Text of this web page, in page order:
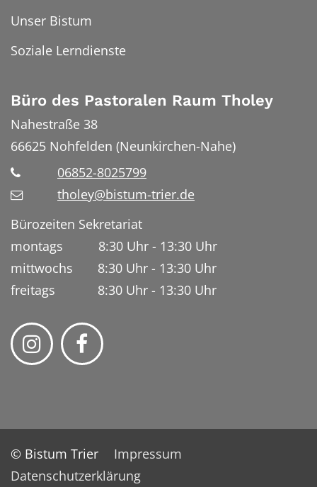
Unser Bistum
Soziale Lerndienste
Büro des Pastoralen Raum Tholey
Nahestraße 38
66625 Nohfelden (Neunkirchen-Nahe)
06852-8025799
tholey@bistum-trier.de
Bürozeiten Sekretariat
montags 8:30 Uhr - 13:30 Uhr
mittwochs 8:30 Uhr - 13:30 Uhr
freitags 8:30 Uhr - 13:30 Uhr
© Bistum Trier
Impressum
Datenschutzerklärung